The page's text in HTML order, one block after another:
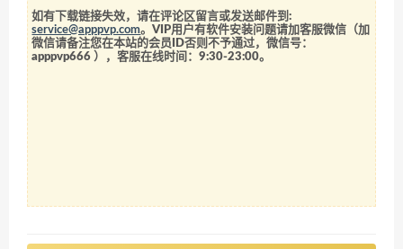
如有下载链接失效，请在评论区留言或发送邮件到:
service@apppvp.com。VIP用户有软件安装问题请加客服微信（加
微信请备注您在本站的会员ID否则不予通过，微信号：
apppvp666 ），客服在线时间：9:30-23:00。